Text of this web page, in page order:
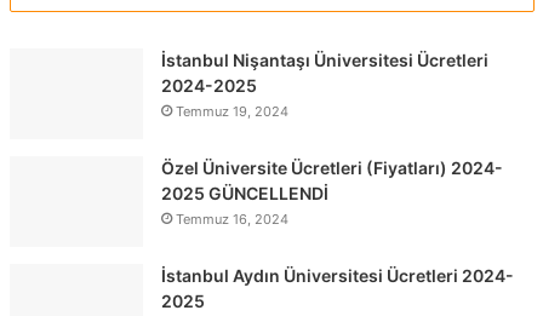
İstanbul Nişantaşı Üniversitesi Ücretleri
2024-2025
Temmuz 19, 2024
Özel Üniversite Ücretleri (Fiyatları) 2024-
2025 GÜNCELLENDİ
Temmuz 16, 2024
İstanbul Aydın Üniversitesi Ücretleri 2024-
2025